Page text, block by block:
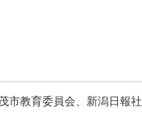
市教育委員会、 新潟日報社